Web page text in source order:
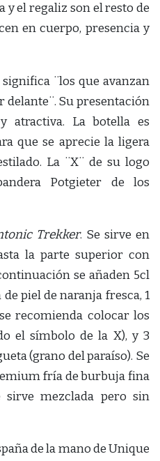
y el regaliz son el resto de
en cuerpo, presencia y
¨los que avanzan
delante¨. Su presentación
atractiva. La botella es
que se aprecie la ligera
La ¨X¨ de su logo
Potgieter de los
Trekker. Se sirve en
la parte superior con
se añaden 5cl
piel de naranja fresca, 1
recomienda colocar los
el símbolo de la X), y 3
(grano del paraíso). Se
fría de burbuja fina
sirve mezclada pero sin
de la mano de Unique